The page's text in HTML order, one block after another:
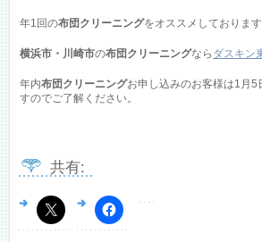
年1回の布団クリーニングをオススメしております
横浜市・川崎市の布団クリーニングなら ダスキン
年内布団クリーニングお申し込みのお客様は1月5
すのでご了解ください。
共有: